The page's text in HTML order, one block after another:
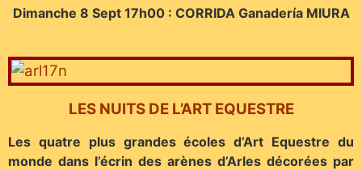
Dimanche 8 Sept 17h00 : CORRIDA Ganadería MIURA
LES NUITS DE L’ART EQUESTRE
Les quatre plus grandes écoles d’Art Equestre du
monde dans l’écrin des arènes d’Arles décorées par